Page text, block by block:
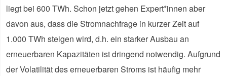
liegt bei 600 TWh. Schon jetzt gehen Expert*innen aber
davon aus, dass die Stromnachfrage in kurzer Zeit auf
1.000 TWh steigen wird, d.h. ein starker Ausbau an
erneuerbaren Kapazitäten ist dringend notwendig. Aufgrund
der Volatilität des erneuerbaren Stroms ist häufig mehr